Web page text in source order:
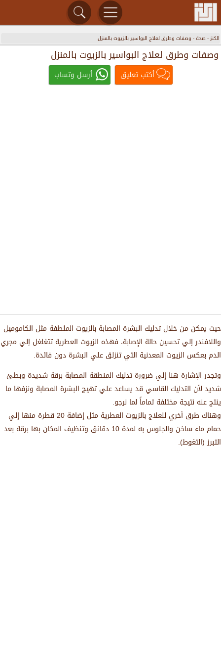
الكنز- صحة- وصفات وطرق لعلاج البواسير بالزيوت بالمنزل
وصفات وطرق لعلاج البواسير بالزيوت بالمنزل
أكتب تعليق أرسل وتساب
حيث يمكن من خلال تدليك البشرة المصابة بالزيوت الملطفة مثل الكاموميل
واللافندر إلي تحسين حالة الإصابة، فهذه الزيوت العطرية تتغلغل إلي مجري
الدم بعكس الزيوت المعدنية التي تنزلق علي البشرة دون فائدة.
وتجدر الإشارة هنا إلي ضرورة تدليك المنطقة المصابة برقة شديدة وبطئ
شديد لأن التدليك القاسي قد يساعد علي تهيج البشرة المصابة ونزفها ما
ينتج عنه نتيجة مختلفة تماماً لما نرجو.
وهناك طرق أخري للعلاج بالزيوت العطرية مثل إضافة 20 قطرة منها إلي
حمام ماء ساخن والجلوس به لمدة 10 دقائق وتنظيف المكان بها برقة بعد
التبرز (التغوط).